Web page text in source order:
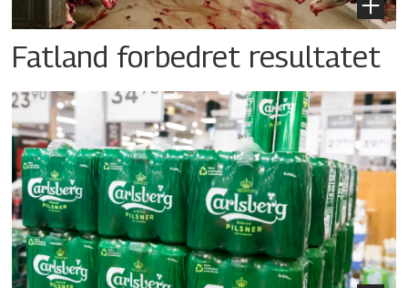
Fatland forbedret resultatet